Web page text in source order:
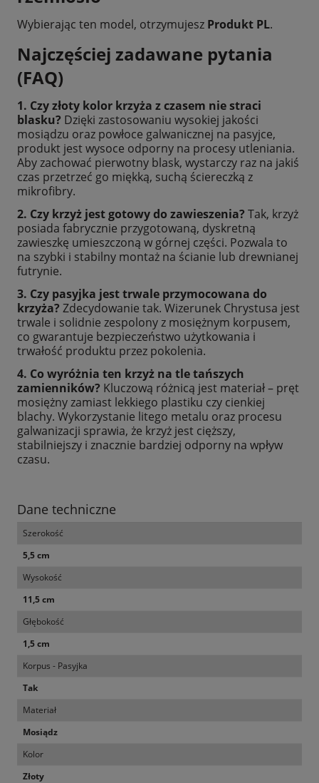
Wybierając ten model, otrzymujesz Produkt PL.
Najczęściej zadawane pytania
(FAQ)
1. Czy złoty kolor krzyża z czasem nie straci
blasku? Dzięki zastosowaniu wysokiej jakości
mosiądzu oraz powłoce galwanicznej na pasyjce,
produkt jest wysoce odporny na procesy utleniania.
Aby zachować pierwotny blask, wystarczy raz na jakiś
czas przetrzeć go miękką, suchą ściereczką z
mikrofibry.
2. Czy krzyż jest gotowy do zawieszenia? Tak, krzyż
posiada fabrycznie przygotowaną, dyskretną
zawieszkę umieszczoną w górnej części. Pozwala to
na szybki i stabilny montaż na ścianie lub drewnianej
futrynie.
3. Czy pasyjka jest trwale przymocowana do
krzyża? Zdecydowanie tak. Wizerunek Chrystusa jest
trwale i solidnie zespolony z mosiężnym korpusem,
co gwarantuje bezpieczeństwo użytkowania i
trwałość produktu przez pokolenia.
4. Co wyróżnia ten krzyż na tle tańszych
zamienników? Kluczową różnicą jest materiał – pręt
mosiężny zamiast lekkiego plastiku czy cienkiej
blachy. Wykorzystanie litego metalu oraz procesu
galwanizacji sprawia, że krzyż jest cięższy,
stabilniejszy i znacznie bardziej odporny na wpływ
czasu.
Dane techniczne
Szerokość
5,5 cm
Wysokość
11,5 cm
Głębokość
1,5 cm
Korpus - Pasyjka
Tak
Materiał
Mosiądz
Kolor
Złoty